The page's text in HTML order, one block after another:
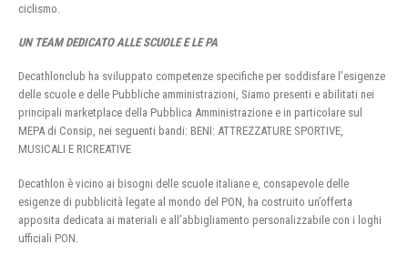
ciclismo.
UN TEAM DEDICATO ALLE SCUOLE E LE PA
Decathlonclub ha sviluppato competenze specifiche per soddisfare l’esigenze
delle scuole e delle Pubbliche amministrazioni, Siamo presenti e abilitati nei
principali marketplace della Pubblica Amministrazione e in particolare sul
MEPA di Consip, nei seguenti bandi: BENI: ATTREZZATURE SPORTIVE,
MUSICALI E RICREATIVE
Decathlon è vicino ai bisogni delle scuole italiane e, consapevole delle
esigenze di pubblicità legate al mondo del PON, ha costruito un’offerta
apposita dedicata ai materiali e all’abbigliamento personalizzabile con i loghi
ufficiali PON.